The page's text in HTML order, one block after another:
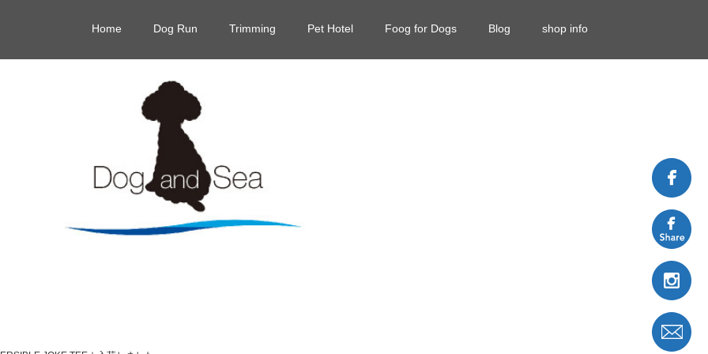
Home Dog Run Trimming Pet Hotel Foog for Dogs Blog shop info